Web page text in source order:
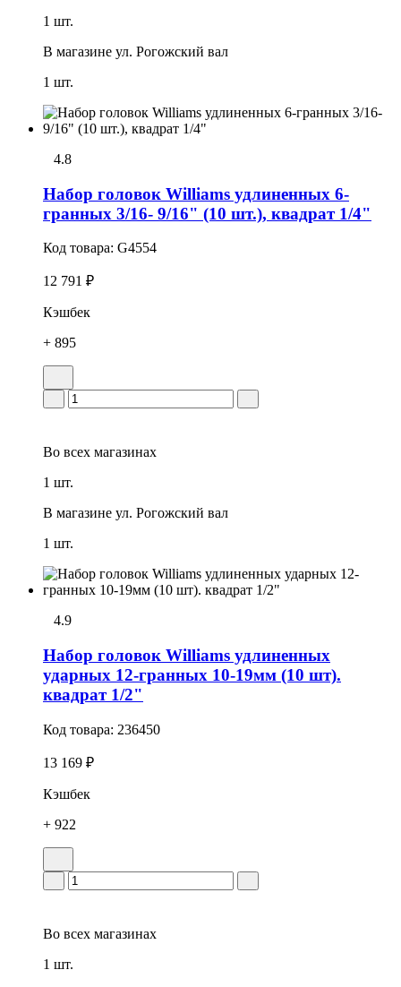
1 шт.
В магазине ул. Рогожский вал
1 шт.
4.8
Набор головок Williams удлиненных 6-
гранных 3/16- 9/16" (10 шт.), квадрат 1/4"
Код товара: G4554
12 791 ₽
Кэшбек
+ 895
Во всех магазинах
1 шт.
В магазине ул. Рогожский вал
1 шт.
4.9
Набор головок Williams удлиненных
ударных 12-гранных 10-19мм (10 шт).
квадрат 1/2"
Код товара: 236450
13 169 ₽
Кэшбек
+ 922
Во всех магазинах
1 шт.